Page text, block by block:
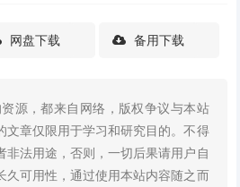
网盘下载 备用下载
源，都来自网络，版权争议与本站
文章仅限用于学习和研究目的。不得
非法用途，否则，一切后果请用户自
久可用性，通过使用本站内容随之而